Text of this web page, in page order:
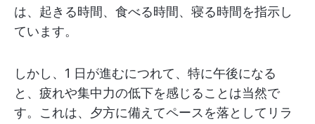
は、起きる時間、食べる時間、寝る時間を指示し
ています。
しかし、1 日が進むにつれて、特に午後になる
と、疲れや集中力の低下を感じることは当然で
す。これは、夕方に備えてペースを落としてリラ